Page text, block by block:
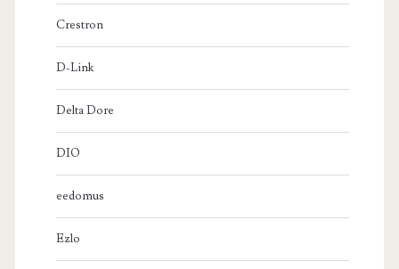
Crestron
D-Link
Delta Dore
DIO
eedomus
Ezlo